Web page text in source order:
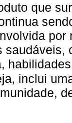
que
saudáveis,
inclui